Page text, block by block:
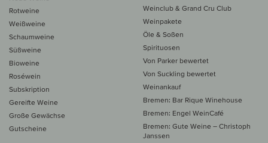
Rotweine
Weißweine
Schaumweine
Süßweine
Bioweine
Roséwein
Subskription
Gereifte Weine
Große Gewächse
Gutscheine
Weinclub & Grand Cru Club
Weinpakete
Öle & Soßen
Spirituosen
Von Parker bewertet
Von Suckling bewertet
Weinankauf
Bremen: Bar Rique Winehouse
Bremen: Engel WeinCafé
Bremen: Gute Weine – Christoph
Janssen